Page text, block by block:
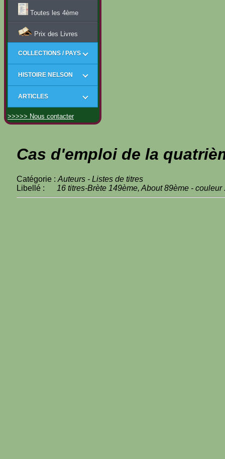
Toutes les 4ème
Prix des Livres
COLLECTIONS / PAYS
HISTOIRE NELSON
ARTICLES
>>>>> Nous contacter
Cas d'emploi de la
Catégorie : Auteurs - Listes de titres
Libellé : 16 titres-Brète 149ème, About 89ème - couleur